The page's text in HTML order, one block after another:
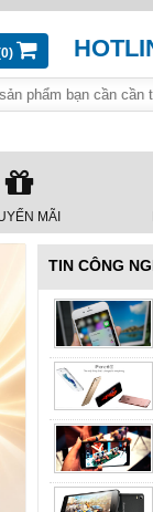
MÃI
TIN CÔNG